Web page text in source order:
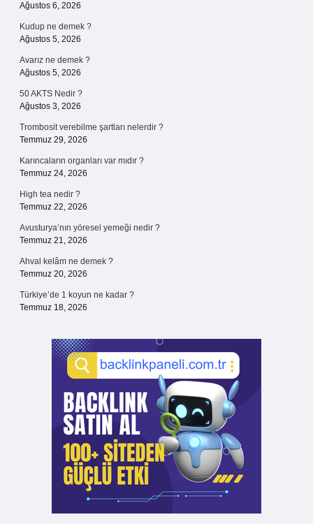
Ağustos 6, 2026
Kudup ne demek ?
Ağustos 5, 2026
Avarız ne demek ?
Ağustos 5, 2026
50 AKTS Nedir ?
Ağustos 3, 2026
Trombosit verebilme şartları nelerdir ?
Temmuz 29, 2026
Karıncaların organları var mıdır ?
Temmuz 24, 2026
High tea nedir ?
Temmuz 22, 2026
Avusturya’nın yöresel yemeği nedir ?
Temmuz 21, 2026
Ahval kelâm ne demek ?
Temmuz 20, 2026
Türkiye’de 1 koyun ne kadar ?
Temmuz 18, 2026